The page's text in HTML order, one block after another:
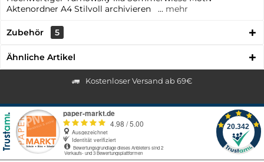
Aktenordner A4 Stilvoll archivieren ... mehr
Zubehör 5
Ähnliche Artikel
Kostenloser Versand ab 69€